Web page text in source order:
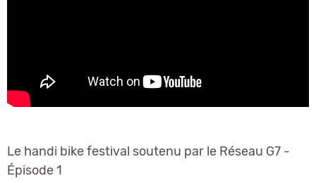
Le handi bike festival soutenu par le Réseau G7 -
Épisode 1